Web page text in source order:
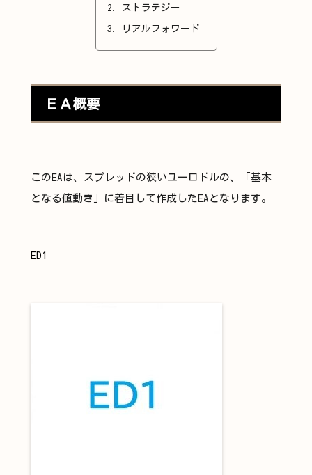
ストラテジー
リアルフォワード
ＥＡ概要
このEAは、スプレッドの狭いユーロドルの、「基本
となる値動き」に着目して作成したEAとなります。
ED1